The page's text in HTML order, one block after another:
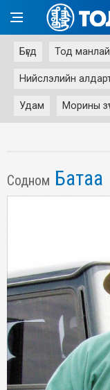
Бүгд Тод манлай
Нийслэлийн
Удам Морины
Содном Батаа